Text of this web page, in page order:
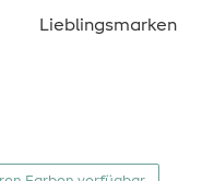
Lieblingsmarken